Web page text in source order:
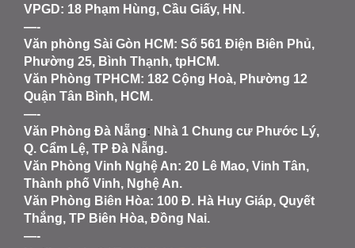
VPGD: 18 Phạm Hùng, Cầu Giấy, HN.
—-
Văn phòng Sài Gòn HCM: Số 561 Điện Biên Phủ,
Phường 25, Bình Thạnh, tpHCM.
Văn Phòng TPHCM: 182 Cộng Hoà, Phường 12
Quận Tân Bình, HCM.
—-
Văn Phòng Đà Nẵng: Nhà 1 Chung cư Phước Lý,
Q. Cẩm Lệ, TP Đà Nẵng.
Văn Phòng Vinh Nghệ An: 20 Lê Mao, Vinh Tân,
Thành phố Vinh, Nghệ An.
Văn Phòng Biên Hòa: 100 Đ. Hà Huy Giáp, Quyết
Thắng, TP Biên Hòa, Đồng Nai.
—-